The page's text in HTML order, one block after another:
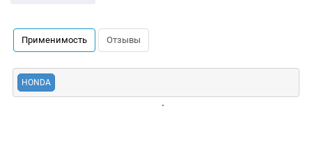
Применимость Отзывы
HONDA